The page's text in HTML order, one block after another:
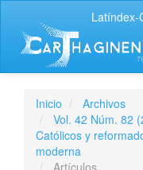
Latíndex-
Inicio
Archivos
Vol. 42 Núm. 82
Católicos y
moderna
Artículos